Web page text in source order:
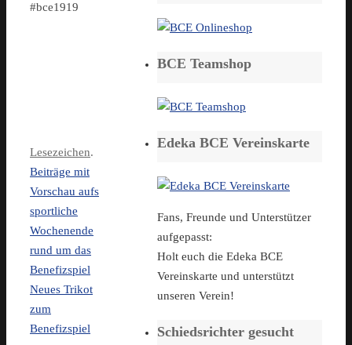
#bce1919
Lesezeichen.
Beiträge mit
Vorschau aufs
sportliche
Wochenende
rund um das
Benefizspiel
Neues Trikot
zum
Benefizspiel
BCE Teamshop
Edeka BCE Vereinskarte
Fans, Freunde und Unterstützer
aufgepasst:
Holt euch die Edeka BCE
Vereinskarte und unterstützt
unseren Verein!
Schiedsrichter gesucht